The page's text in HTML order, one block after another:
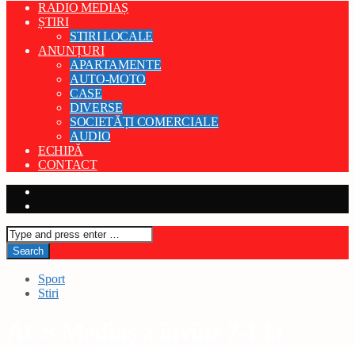
RADIO MEDIAȘ
ȘTIRI
STIRI LOCALE
ANUNȚURI
APARTAMENTE
AUTO-MOTO
CASE
DIVERSE
SOCIETĂȚI COMERCIALE
AUDIO
ECHIPĂ
CONTACT
Sport
Stiri